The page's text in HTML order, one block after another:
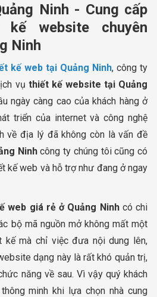
Ninh - Cung cấp
website chuyên
Ninh
kế web tại Quảng Ninh, công ty
vụ thiết kế website tại Quảng
ngày càng cao của khách hàng ở
triển của internet và công nghệ
về địa lý đã không còn là vấn đề
Ninhcông ty chúng tôi cũng có
kế web và hỗ trợ như đang ở ngay
web giá rẻ ở Quảng Ninhcó chi
bộ mã nguồn mở không mất một
kế mà chỉ việc đưa nội dung lên,
dạng này là rất khó quản trị,
năng về sau. Vì vậy quý khách
minh khi lựa chọn nhà cung